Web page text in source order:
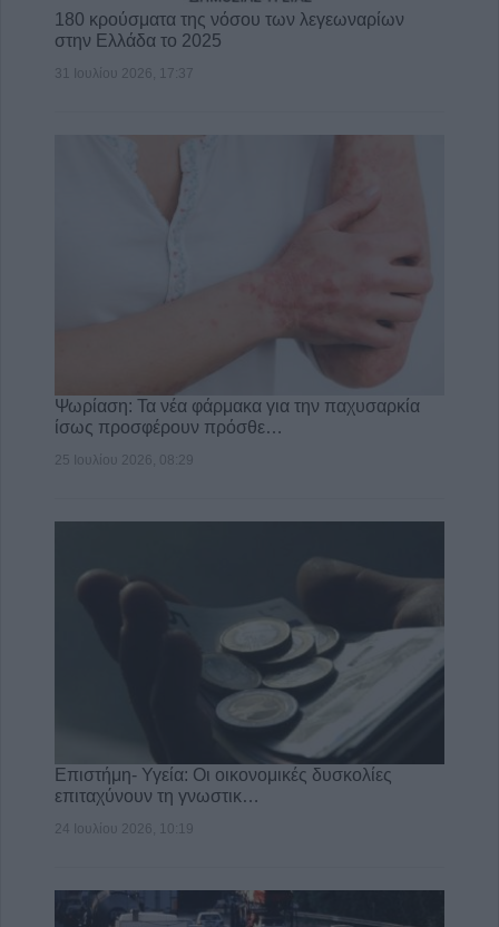
180 κρούσματα της νόσου των λεγεωναρίων
στην Ελλάδα το 2025
31 Ιουλίου 2026, 17:37
Ψωρίαση: Τα νέα φάρμακα για την παχυσαρκία
ίσως προσφέρουν πρόσθε…
25 Ιουλίου 2026, 08:29
Επιστήμη- Υγεία: Οι οικονομικές δυσκολίες
επιταχύνουν τη γνωστικ…
24 Ιουλίου 2026, 10:19